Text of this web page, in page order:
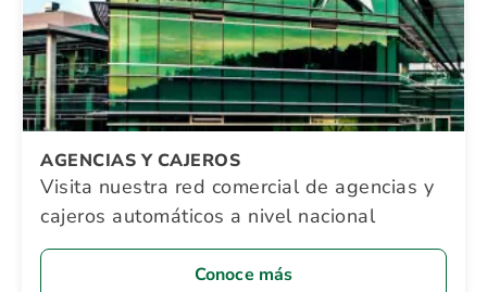
AGENCIAS Y CAJEROS
Visita nuestra red comercial de agencias y
cajeros automáticos a nivel nacional
Conoce más